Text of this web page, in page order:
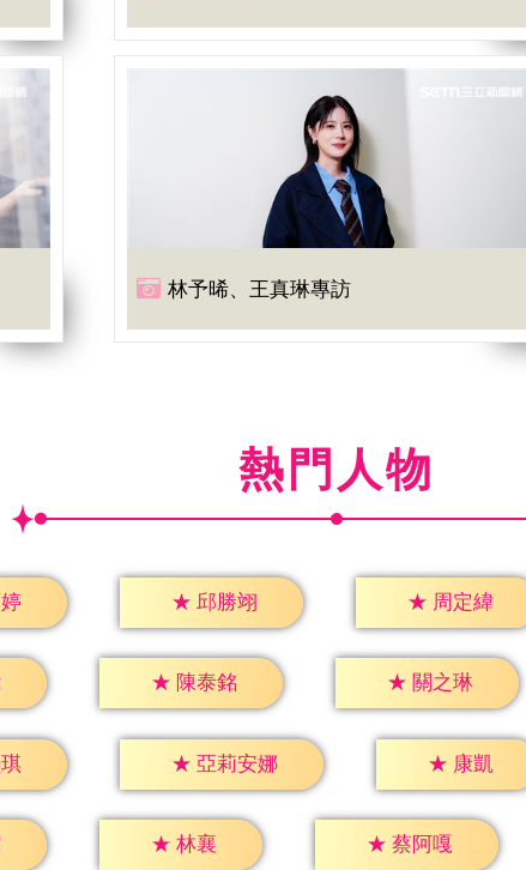
林予晞、王真琳專訪
熱門人物
★ 邱勝翊 ★ 周定緯
★ 陳泰銘 ★ 關之琳
★ 亞莉安娜 ★ 康凱
★ 林襄 ★ 蔡阿嘎